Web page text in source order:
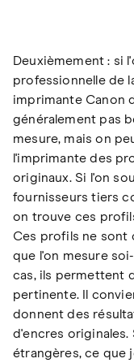
Deuxièmement : si
professionnelle de
imprimante Canon
généralement pas
mesure, mais on
l'imprimante des
originaux. Si l'on
fournisseurs tiers
on trouve ces
Ces profils ne sont
que l'on mesure
cas, ils permettent
pertinente. Il
donnent des
d'encres originales.
étrangères, ce que